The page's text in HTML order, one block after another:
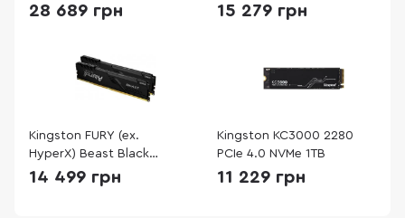
XMP Black DDR5
28 689 грн
DDR4 2x16GB
15 279 грн
Kingston FURY (ex.
HyperX) Beast Black
DDR4 2x16GB
14 499 грн
Kingston KC3000 2280
PCIe 4.0 NVMe 1TB
11 229 грн